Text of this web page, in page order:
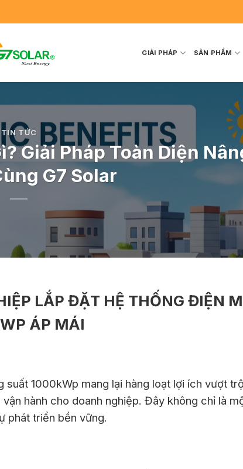
GIẢI PHÁP SẢN PHẨM
TIN TỨC
Giải Pháp Toàn Diện
G7 Solar
LẮP ĐẶT HỆ THỐNG ĐIỆN
ÁP MÁI
1000kWp mang lại hàng loạt lợi ích vượt
hành cho doanh nghiệp. Đây không chỉ là
phát triển bền vững.